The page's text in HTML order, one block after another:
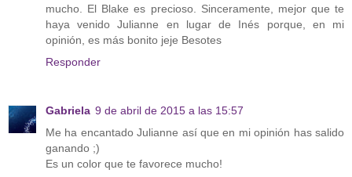
mucho. El Blake es precioso. Sinceramente, mejor que te
haya venido Julianne en lugar de Inés porque, en mi
opinión, es más bonito jeje Besotes
Responder
Gabriela 9 de abril de 2015 a las 15:57
Me ha encantado Julianne así que en mi opinión has salido
ganando ;)
Es un color que te favorece mucho!